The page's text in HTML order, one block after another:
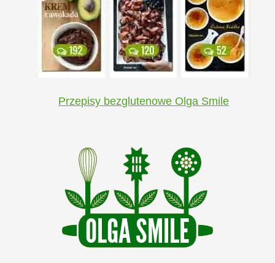
Przepisy bezglutenowe Olga Smile